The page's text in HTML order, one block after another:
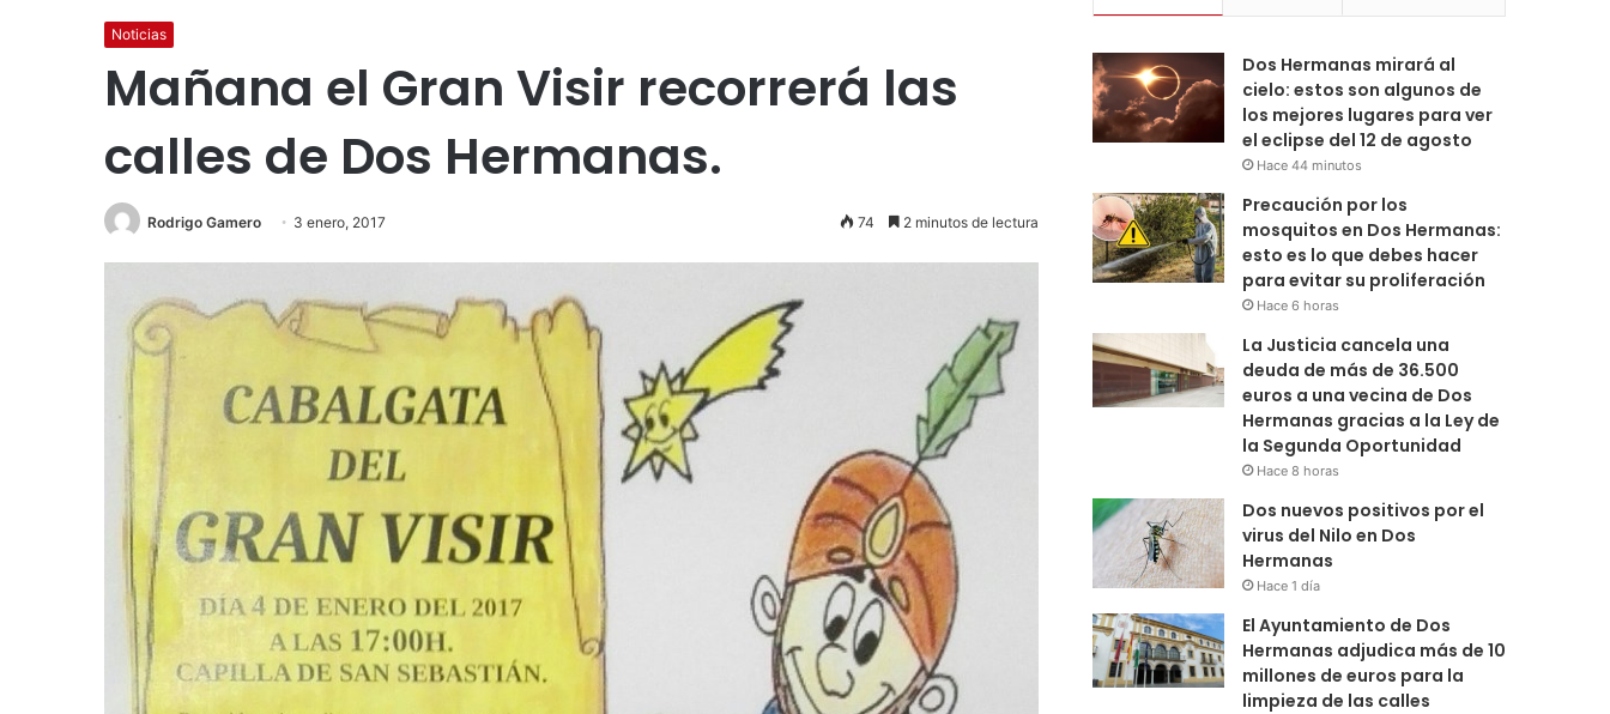
Noticias
Mañana el Gran Visir recorrerá las
calles de Dos Hermanas.
Rodrigo Gamero 3 enero, 2017 74 2 minutos de lectura
Dos Hermanas mirará al
cielo: estos son algunos de
los mejores lugares para ver
el eclipse del 12 de agosto
Hace 44 minutos
Precaución por los
mosquitos en Dos Hermanas:
esto es lo que debes hacer
para evitar su proliferación
Hace 6 horas
La Justicia cancela una
deuda de más de 36.500
euros a una vecina de Dos
Hermanas gracias a la Ley de
la Segunda Oportunidad
Hace 8 horas
Dos nuevos positivos por el
virus del Nilo en Dos
Hermanas
Hace 1 día
El Ayuntamiento de Dos
Hermanas adjudica más de 10
millones de euros para la
limpieza de las calles